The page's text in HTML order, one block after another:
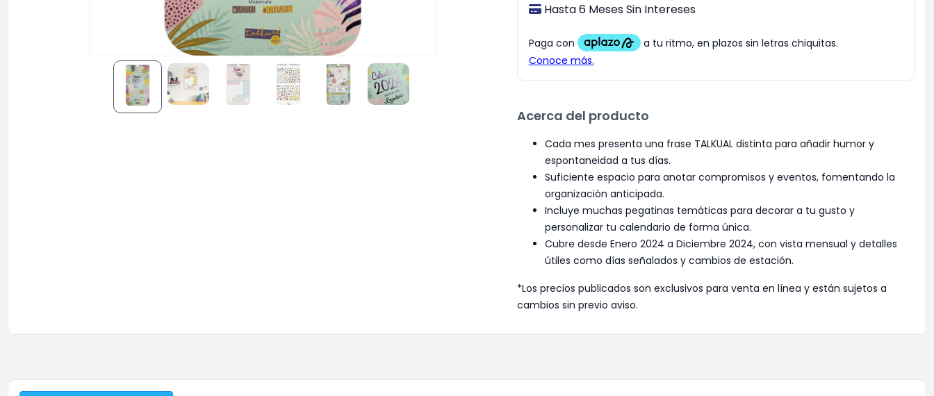
Hasta 6 Meses Sin Intereses
Acerca del producto
Cada mes presenta una frase TALKUAL distinta para añadir humor y
espontaneidad a tus días.
Suficiente espacio para anotar compromisos y eventos, fomentando la
organización anticipada.
Incluye muchas pegatinas temáticas para decorar a tu gusto y
personalizar tu calendario de forma única.
Cubre desde Enero 2024 a Diciembre 2024, con vista mensual y detalles
útiles como días señalados y cambios de estación.
*Los precios publicados son exclusivos para venta en línea y están sujetos a
cambios sin previo aviso.